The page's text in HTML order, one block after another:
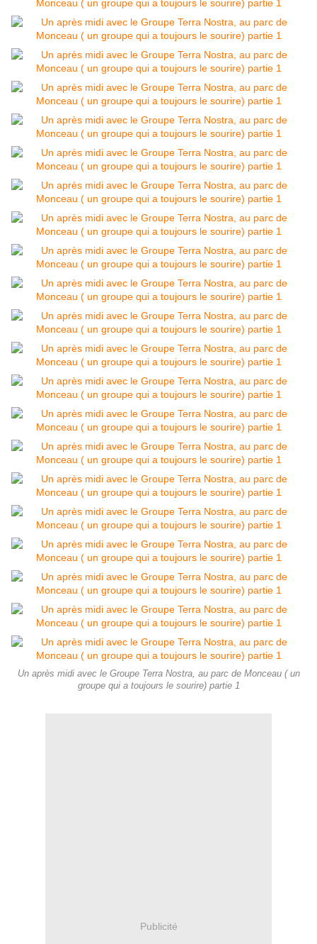
Un après midi avec le Groupe Terra Nostra, au parc de Monceau ( un
groupe qui a toujours le sourire) partie 1
Publicité